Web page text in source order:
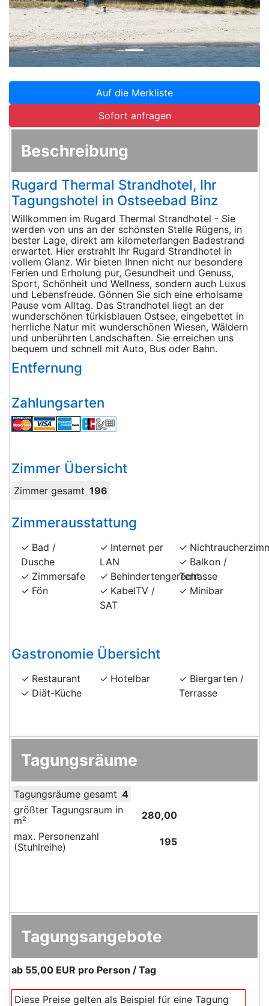
Auf die Merkliste
Sofort anfragen
Beschreibung
Rugard Thermal Strandhotel, Ihr
Tagungshotel in Ostseebad Binz
Willkommen im Rugard Thermal Strandhotel - Sie
werden von uns an der schönsten Stelle Rügens, in
bester Lage, direkt am kilometerlangen Badestrand
erwartet. Hier erstrahlt Ihr Rugard Strandhotel in
vollem Glanz. Wir bieten Ihnen nicht nur besondere
Ferien und Erholung pur, Gesundheit und Genuss,
Sport, Schönheit und Wellness, sondern auch Luxus
und Lebensfreude. Gönnen Sie sich eine erholsame
Pause vom Alltag. Das Strandhotel liegt an der
wunderschönen türkisblauen Ostsee, eingebettet in
herrliche Natur mit wunderschönen Wiesen, Wäldern
und unberührten Landschaften. Sie erreichen uns
bequem und schnell mit Auto, Bus oder Bahn.
Entfernung
Zahlungsarten
Zimmer Übersicht
Zimmer gesamt 196
Zimmerausstattung
Bad /
Dusche
Zimmersafe
Fön
Internet per
LAN
Behindertengerecht
KabelTV /
SAT
Balkon /
Terrasse
Minibar
Gastronomie Übersicht
Restaurant
Diät-Küche
Hotelbar
Biergarten /
Terrasse
Tagungsräume
Tagungsräume gesamt 4
größter Tagungsraum in
m²
280,00
max. Personenzahl
(Stuhlreihe)
195
Tagungsangebote
ab 55,00 EUR pro Person / Tag
Diese Preise gelten als Beispiel für eine Tagung